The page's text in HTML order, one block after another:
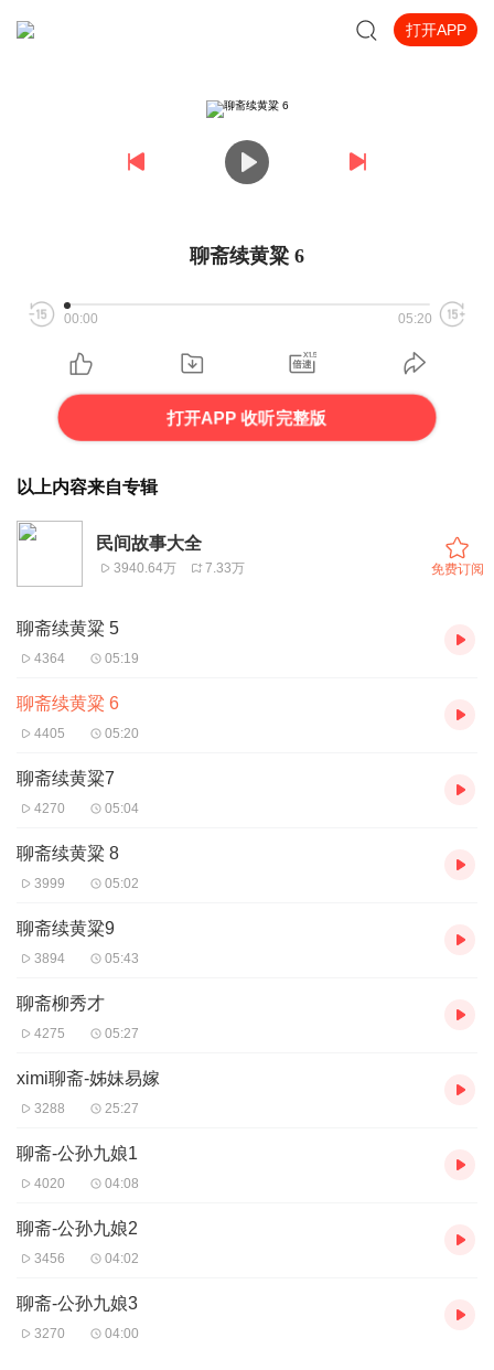
打开APP
聊斋续黄粱 6
00:00 05:20
打开APP 收听完整版
以上内容来自专辑
民间故事大全
3940.64万 7.33万 免费订阅
聊斋续黄粱 5
4364 05:19
聊斋续黄粱 6
4405 05:20
聊斋续黄粱7
4270 05:04
聊斋续黄粱 8
3999 05:02
聊斋续黄粱9
3894 05:43
聊斋柳秀才
4275 05:27
ximi聊斋-姊妹易嫁
3288 25:27
聊斋-公孙九娘1
4020 04:08
聊斋-公孙九娘2
3456 04:02
聊斋-公孙九娘3
3270 04:00